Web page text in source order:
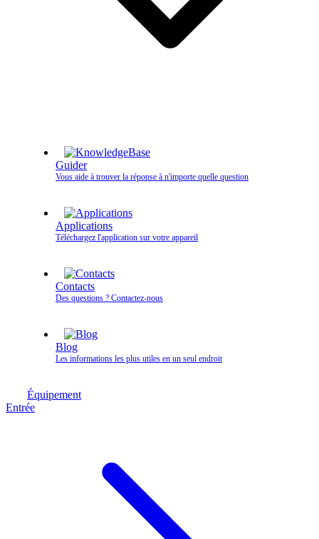
Guider
Vous aide à trouver la réponse à n'importe quelle question
Applications
Téléchargez l'application sur votre appareil
Contacts
Des questions ? Contactez‑nous
Blog
Les informations les plus utiles en un seul endroit
Équipement
Entrée